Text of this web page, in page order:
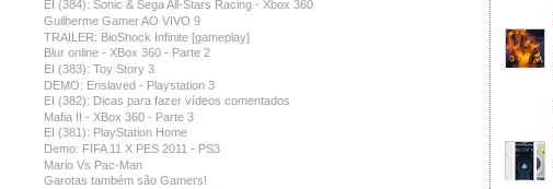
EI (384): Sonic & Sega All-Stars Racing - Xbox 360
Guilherme Gamer AO VIVO 9
TRAILER: BioShock Infinite [gameplay]
Blur online - XBox 360 - Parte 2
EI (383): Toy Story 3
DEMO: Enslaved - Playstation 3
EI (382): Dicas para fazer vídeos comentados
Mafia II - XBox 360 - Parte 3
EI (381): PlayStation Home
Demo: FIFA 11 X PES 2011 - PS3
Mario Vs Pac-Man
Garotas também são Gamers!